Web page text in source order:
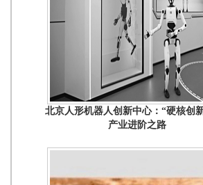
北京人形机器人创新中心：“硬核创
产业进阶之路